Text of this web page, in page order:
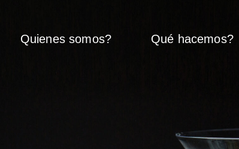
Quienes somos? Qué hacemos?